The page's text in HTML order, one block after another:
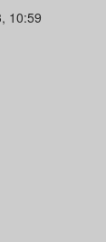
10:59